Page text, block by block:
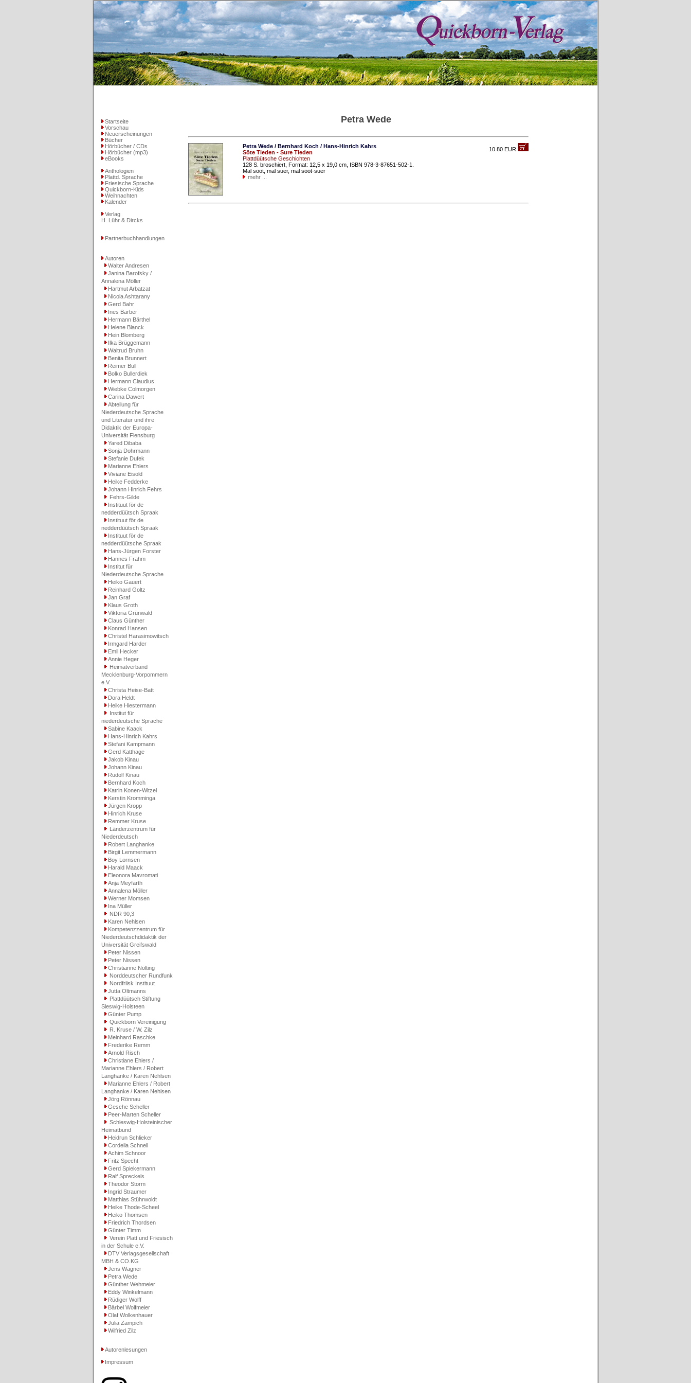
Startseite
Vorschau
Neuerscheinungen
Bücher
Hörbücher / CDs
Hörbücher (mp3)
eBooks
Anthologien
Plattd. Sprache
Friesische Sprache
Quickborn-Kids
Weihnachten
Kalender
Verlag
H. Lühr & Dircks
Partnerbuchhandlungen
Autoren
Walter Andresen
Janina Barofsky /
Annalena Möller
Hartmut Arbatzat
Nicola Ashtarany
Gerd Bahr
Ines Barber
Hermann Bärthel
Helene Blanck
Hein Blomberg
Ilka Brüggemann
Waltrud Bruhn
Benita Brunnert
Reimer Bull
Bolko Bullerdiek
Hermann Claudius
Wiebke Colmorgen
Carina Dawert
Abteilung für
Niederdeutsche Sprache
und Literatur und ihre
Didaktik der Europa-
Universität Flensburg
Yared Dibaba
Sonja Dohrmann
Stefanie Dufek
Marianne Ehlers
Viviane Eisold
Heike Fedderke
Johann Hinrich Fehrs
Fehrs-Gilde
Instituut för de
nedderdüütsch Spraak
Instituut för de
nedderdüütsch Spraak
Instituut för de
nedderdüütsche Spraak
Hans-Jürgen Forster
Hannes Frahm
Institut für
Niederdeutsche Sprache
Heiko Gauert
Reinhard Goltz
Jan Graf
Klaus Groth
Viktoria Grünwald
Claus Günther
Konrad Hansen
Christel Harasimowitsch
Irmgard Harder
Emil Hecker
Annie Heger
Heimatverband
Mecklenburg-Vorpommern
e.V.
Christa Heise-Batt
Dora Heldt
Heike Hiestermann
Institut für
niederdeutsche Sprache
Sabine Kaack
Hans-Hinrich Kahrs
Stefani Kampmann
Gerd Katthage
Jakob Kinau
Johann Kinau
Rudolf Kinau
Bernhard Koch
Katrin Konen-Witzel
Kerstin Kromminga
Jürgen Kropp
Hinrich Kruse
Remmer Kruse
Länderzentrum für
Niederdeutsch
Robert Langhanke
Birgit Lemmermann
Boy Lornsen
Harald Maack
Eleonora Mavromati
Anja Meyfarth
Annalena Möller
Werner Momsen
Ina Müller
NDR 90,3
Karen Nehlsen
Kompetenzzentrum für
Niederdeutschdidaktik der
Universität Greifswald
Peter Nissen
Peter Nissen
Christianne Nölting
Norddeutscher Rundfunk
Nordfriisk Instituut
Jutta Oltmanns
Plattdüütsch Stiftung
Sleswig-Holsteen
Günter Pump
Quickborn Vereinigung
R. Kruse / W. Zilz
Meinhard Raschke
Frederike Remm
Arnold Risch
Christiane Ehlers /
Marianne Ehlers / Robert
Langhanke / Karen Nehlsen
Marianne Ehlers / Robert
Langhanke / Karen Nehlsen
Jörg Rönnau
Gesche Scheller
Peer-Marten Scheller
Schleswig-Holsteinischer
Heimatbund
Heidrun Schlieker
Cordelia Schnell
Achim Schnoor
Fritz Specht
Gerd Spiekermann
Ralf Spreckels
Theodor Storm
Ingrid Straumer
Matthias Stührwoldt
Heike Thode-Scheel
Heiko Thomsen
Friedrich Thordsen
Günter Timm
Verein Platt und Friesisch
in der Schule e.V.
DTV Verlagsgesellschaft
MBH & CO.KG
Jens Wagner
Petra Wede
Günther Wehmeier
Eddy Winkelmann
Rüdiger Wolff
Bärbel Wolfmeier
Olaf Wolkenhauer
Julia Zampich
Wilfried Zilz
Autorenlesungen
Impressum
Petra Wede
Petra Wede / Bernhard Koch / Hans-Hinrich Kahrs
Söte Tieden - Sure Tieden
Plattdüütsche Geschichten
128 S. broschiert, Format: 12,5 x 19,0 cm, ISBN 978-3-87651-502-1.
Mal sööt, mal suer, mal sööt-suer
mehr ...
10.80 EUR